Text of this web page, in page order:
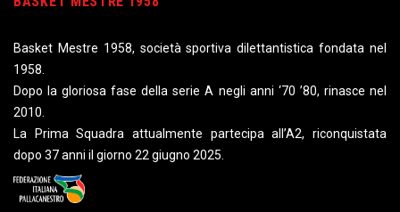
Basket Mestre 1958, società sportiva dilettantistica fondata nel
1958.
Dopo la gloriosa fase della serie A negli anni ‘70 ’80, rinasce nel
2010.
La Prima Squadra attualmente partecipa all’A2, riconquistata
dopo 37 anni il giorno 22 giugno 2025.